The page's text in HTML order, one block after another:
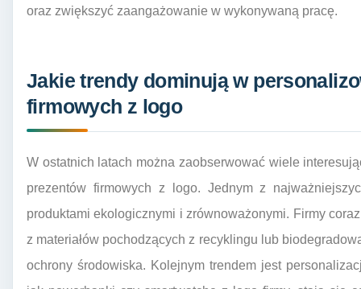
oraz zwiększyć zaangażowanie w wykonywaną pracę.
Jakie trendy dominują w
firmowych z logo
W ostatnich latach można zaobserwować wiele
prezentów firmowych z logo. Jednym z
produktami ekologicznymi i zrównoważonymi. Firmy
z materiałów pochodzących z recyklingu lub
ochrony środowiska. Kolejnym trendem jest